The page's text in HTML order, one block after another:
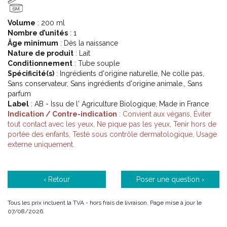
6M
Volume : 200 ml
Nombre d’unités : 1
Âge minimum : Dès la naissance
Nature de produit : Lait
Conditionnement : Tube souple
Spécificité(s) : Ingrédients d'origine naturelle, Ne colle pas,
Sans conservateur, Sans ingrédients d'origine animale., Sans
parfum
Label : AB - Issu de l' Agriculture Biologique, Made in France
Indication / Contre-indication : Convient aux végans, Éviter
tout contact avec les yeux, Ne pique pas les yeux, Tenir hors de
portée des enfants, Testé sous contrôle dermatologique, Usage
externe uniquement.
‹ Retour Poser une question ›
Tous les prix incluent la TVA - hors frais de livraison. Page mise à jour le
07/08/2026.